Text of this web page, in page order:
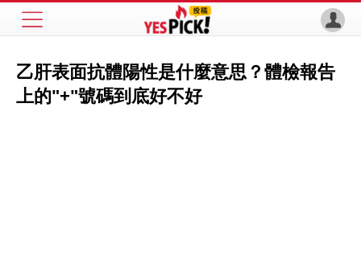
乙肝表面抗體陽性是什麼意思？體檢報告
上的"+"號碼到底好不好